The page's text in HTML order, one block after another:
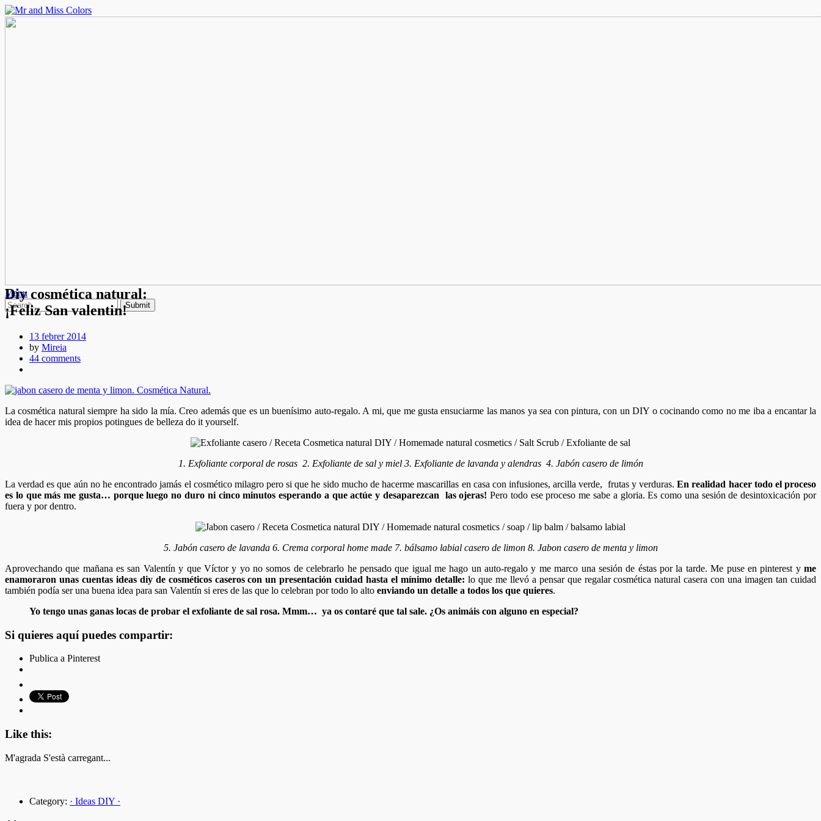
Menu
Diy cosmética natural:
¡Feliz San valentin!
13 febrer 2014
by Mireia
44 comments
La cosmética natural siempre ha sido la mía. Creo además que es un buenísimo auto-regalo. A mi, que me gusta ensuciarme las manos ya sea con pintura, con un DIY o cocinando como no me iba a encantar la
idea de hacer mis propios potingues de belleza do it yourself.
1. Exfoliante corporal de rosas 2. Exfoliante de sal y miel 3. Exfoliante de lavanda y alendras 4. Jabón casero de limón
La verdad es que aún no he encontrado jamás el cosmético milagro pero si que he sido mucho de hacerme mascarillas en casa con infusiones, arcilla verde, frutas y verduras.En realidad hacer todo el proceso
es lo que más me gusta… porque luego no duro ni cinco minutos esperando a que actúe y desaparezcan las ojeras! Pero todo ese proceso me sabe a gloria. Es como una sesión de desintoxicación por
fuera y por dentro.
5. Jabón casero de lavanda 6. Crema corporal home made 7. bálsamo labial casero de limon 8. Jabon casero de menta y limon
Aprovechando que mañana es san Valentín y que Víctor y yo no somos de celebrarlo he pensado que igual me hago un auto-regalo y me marco una sesión de éstas por la tarde. Me puse en pinterest y me
enamoraron unas cuentas ideas diy de cosméticos caseros con un presentación cuidad hasta el mínimo detalle: lo que me llevó a pensar que regalar cosmética natural casera con una imagen tan cuidad
también podía ser una buena idea para san Valentín si eres de las que lo celebran por todo lo alto enviando un detalle a todos los que quieres.
Yo tengo unas ganas locas de probar el exfoliante de sal rosa. Mmm… ya os contaré que tal sale. ¿Os animáis con alguno en especial?
Si quieres aquí puedes compartir:
Publica a Pinterest
Like this:
M'agrada S'està carregant...
Category: · Ideas DIY ·